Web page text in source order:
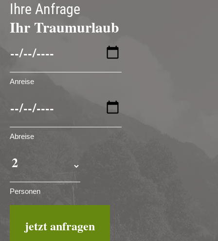
Ihre Anfrage
Ihr Traumurlaub
Anreise
Abreise
Personen
jetzt anfragen